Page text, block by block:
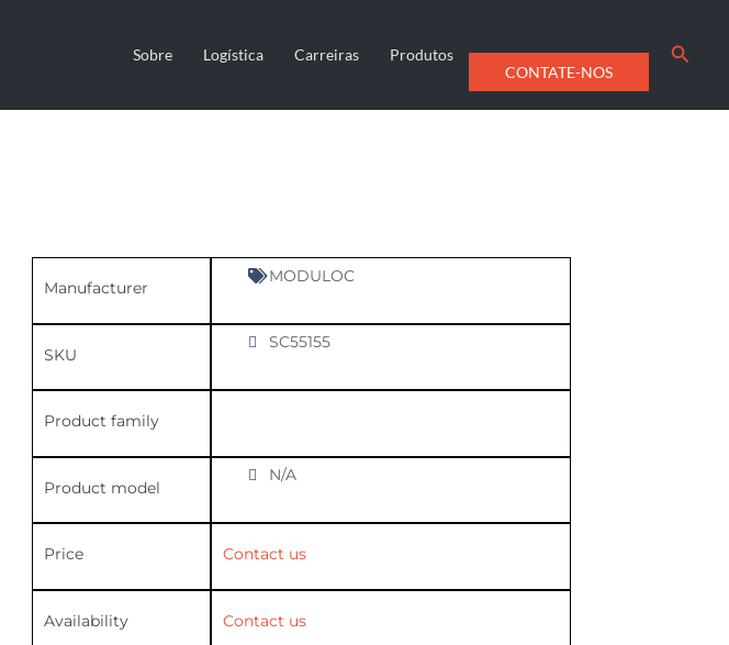
Sobre Logística Carreiras
Produtos
CONTATE-NOS
Manufacturer
MODULOC
SKU
SC55155
Product family
Product model
N/A
Price Contact us
Availability Contact us